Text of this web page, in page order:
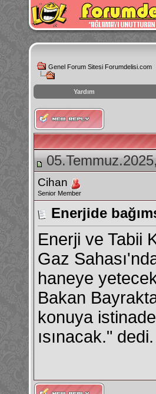
Genel Forum Sitesi Forumdelisi.com
Yardım
instagram
izlenme
hilesi
Cihan
Senior Member
Enerjide
Enerji ve Tabii
Gaz
haneye
Bakan
konuya
ısınacak." dedi.